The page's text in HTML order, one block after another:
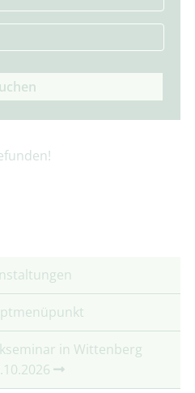
in Wittenberg